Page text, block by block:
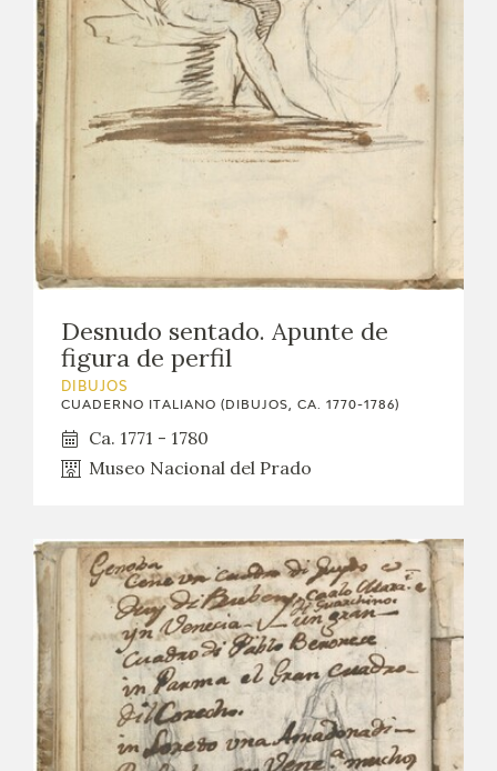
Desnudo sentado. Apunte de
figura de perfil
DIBUJOS
CUADERNO ITALIANO (DIBUJOS, CA. 1770-1786)
Ca. 1771 - 1780
Museo Nacional del Prado